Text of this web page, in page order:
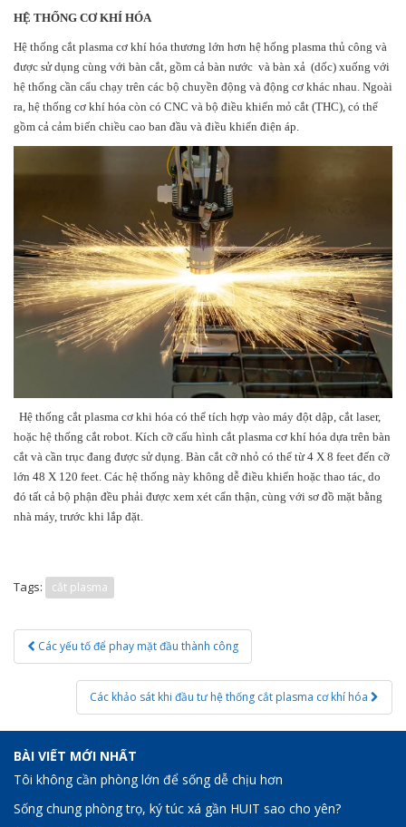
HỆ THỐNG CƠ KHÍ HÓA
Hệ thống cắt plasma cơ khí hóa thương lớn hơn hệ hống plasma thủ công và
được sử dụng cùng với bàn cắt, gồm cả bàn nước và bàn xả (dốc) xuống với
hệ thống cần cẩu chạy trên các bộ chuyền động và động cơ khác nhau. Ngoài
ra, hệ thống cơ khí hóa còn có CNC và bộ điều khiển mỏ cắt (THC), có thể
gồm cả cảm biến chiều cao ban đầu và điều khiển điện áp.
Hệ thống cắt plasma cơ khi hóa có thể tích hợp vào máy đột dập, cắt laser,
hoặc hệ thống cắt robot. Kích cỡ cấu hình cắt plasma cơ khí hóa dựa trên bàn
cắt và cần trục đang được sử dụng. Bàn cắt cỡ nhỏ có thể từ 4 X 8 feet đến cỡ
lớn 48 X 120 feet. Các hệ thống này không dễ điều khiển hoặc thao tác, do
đó tất cả bộ phận đều phải được xem xét cẩn thận, cùng với sơ đồ mặt bằng
nhà máy, trước khi lắp đặt.
Tags: cắt plasma
Post
navigation
Các yếu tố để phay mặt đầu thành công
Các khảo sát khi đầu tư hệ thống cắt plasma cơ khí hóa
BÀI VIẾT MỚI NHẤT
Tôi không cần phòng lớn để sống dễ chịu hơn
Sống chung phòng trọ, ký túc xá gần HUIT sao cho yên?